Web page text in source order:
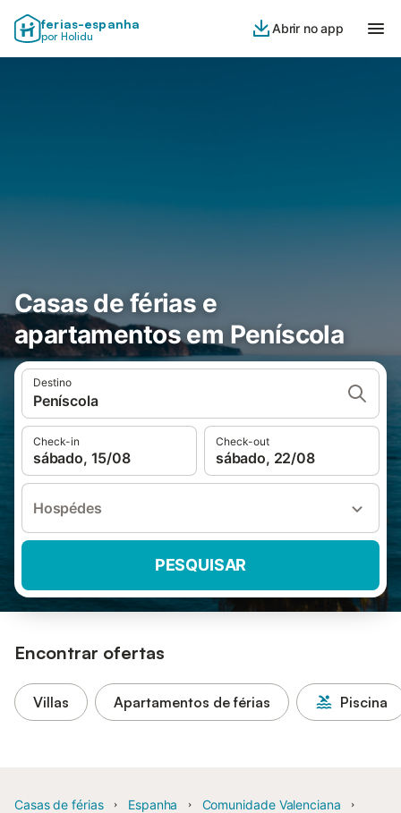
ferias-espanha
por Holidu
Abrir no app
Casas de férias e
apartamentos em Peníscola
Destino
Peníscola
Check-in
sábado, 15/08
Check-out
sábado, 22/08
Hospédes
PESQUISAR
Encontrar ofertas
Villas Apartamentos de férias Piscina
Casas de férias Espanha
Comunidade Valenciana